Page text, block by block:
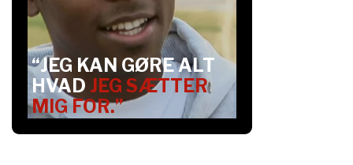
“JEG KAN GØRE ALT
HVAD JEG SÆTTER
MIG FOR.”